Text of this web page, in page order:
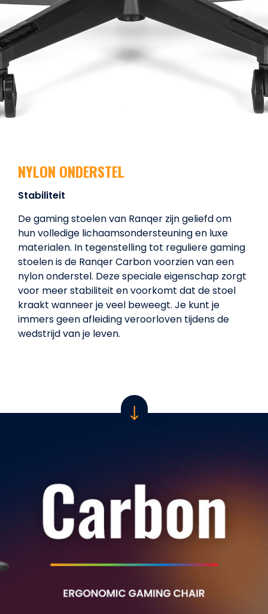
NYLON ONDERSTEL
Stabiliteit
De gaming stoelen van Ranqer zijn geliefd om
hun volledige lichaamsondersteuning en luxe
materialen. In tegenstelling tot reguliere gaming
stoelen is de Ranqer Carbon voorzien van een
nylon onderstel. Deze speciale eigenschap zorgt
voor meer stabiliteit en voorkomt dat de stoel
kraakt wanneer je veel beweegt. Je kunt je
immers geen afleiding veroorloven tijdens de
wedstrijd van je leven.